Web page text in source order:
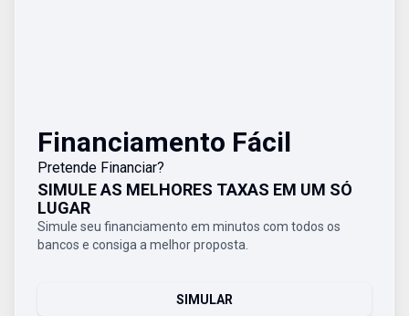
Financiamento Fácil
Pretende Financiar?
SIMULE AS MELHORES TAXAS EM UM SÓ
LUGAR
Simule seu financiamento em minutos com todos os
bancos e consiga a melhor proposta.
SIMULAR